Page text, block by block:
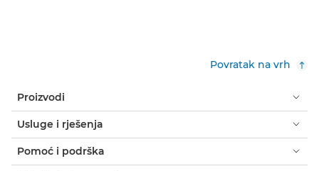
Povratak na vrh
Proizvodi
Usluge i rješenja
Pomoć i podrška